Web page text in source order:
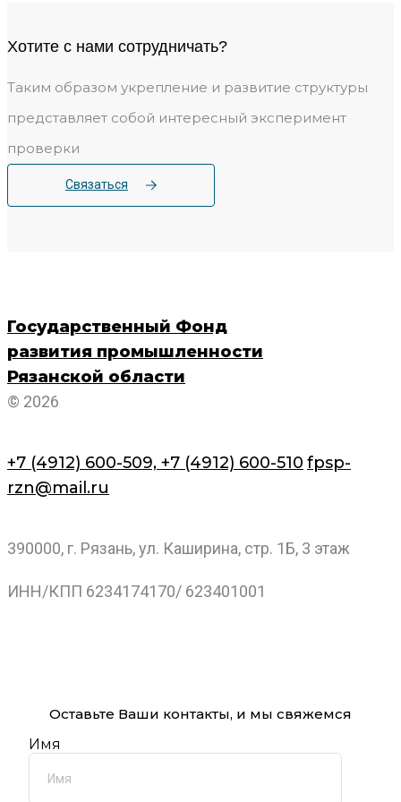
Хотите c нами сотрудничать?
Таким образом укрепление и развитие структуры
представляет собой интересный эксперимент
проверки
Связаться
Государственный Фонд
развития промышленности
Рязанской области
© 2026
+7 (4912) 600-509, +7 (4912) 600-510 fpsp-
rzn@mail.ru
390000, г. Рязань, ул. Каширина, стр. 1Б, 3 этаж
ИНН/КПП 6234174170/ 623401001
Оставьте Ваши контакты, и мы свяжемся
Имя